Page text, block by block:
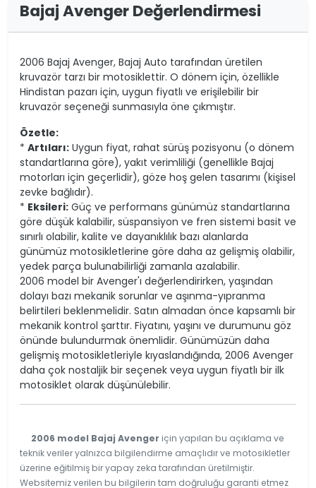
Bajaj Avenger Değerlendirmesi
2006 Bajaj Avenger, Bajaj Auto tarafından üretilen
kruvazör tarzı bir motosiklettir. O dönem için, özellikle
Hindistan pazarı için, uygun fiyatlı ve erişilebilir bir
kruvazör seçeneği sunmasıyla öne çıkmıştır.
Özetle:
* Artıları: Uygun fiyat, rahat sürüş pozisyonu (o dönem
standartlarına göre), yakıt verimliliği (genellikle Bajaj
motorları için geçerlidir), göze hoş gelen tasarımı (kişisel
zevke bağlıdır).
* Eksileri: Güç ve performans günümüz standartlarına
göre düşük kalabilir, süspansiyon ve fren sistemi basit ve
sınırlı olabilir, kalite ve dayanıklılık bazı alanlarda
günümüz motosikletlerine göre daha az gelişmiş olabilir,
yedek parça bulunabilirliği zamanla azalabilir.
2006 model bir Avenger'ı değerlendirirken, yaşından
dolayı bazı mekanik sorunlar ve aşınma-yıpranma
belirtileri beklenmelidir. Satın almadan önce kapsamlı bir
mekanik kontrol şarttır. Fiyatını, yaşını ve durumunu göz
önünde bulundurmak önemlidir. Günümüzün daha
gelişmiş motosikletleriyle kıyaslandığında, 2006 Avenger
daha çok nostaljik bir seçenek veya uygun fiyatlı bir ilk
motosiklet olarak düşünülebilir.
2006 model Bajaj Avenger için yapılan bu açıklama ve
teknik veriler yalnızca bilgilendirme amaçlıdır ve motosikletler
üzerine eğitilmiş bir yapay zeka tarafından üretilmiştir.
Websitemiz verilen bu bilgilerin tam doğruluğu garanti etmez